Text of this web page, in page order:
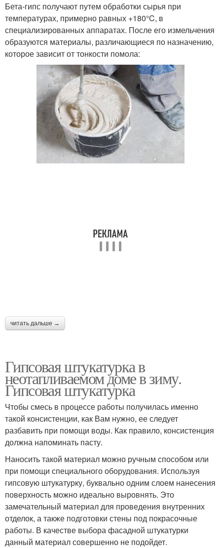
Бета-гипс получают путем обработки сырья при
температурах, примерно равных +180°C, в
специализированных аппаратах. После его измельчения
образуются материалы, различающиеся по назначению,
которое зависит от тонкости помола:
читать дальше →
Гипсовая штукатурка в
неотапливаемом доме в зиму.
Гипсовая штукатурка
Чтобы смесь в процессе работы получилась именно
такой консистенции, как Вам нужно, ее следует
разбавить при помощи воды. Как правило, консистенция
должна напоминать пасту.
Наносить такой материал можно ручным способом или
при помощи специального оборудования. Используя
гипсовую штукатурку, буквально одним слоем нанесения
поверхность можно идеально выровнять. Это
замечательный материал для проведения внутренних
отделок, а также подготовки стены под покрасочные
работы. В качестве выбора фасадной штукатурки
данный материал совершенно не подойдет.